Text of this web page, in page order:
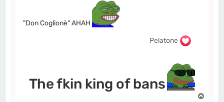
"Don Coglionè" AHAH
Pelatone
The fkin king of bans